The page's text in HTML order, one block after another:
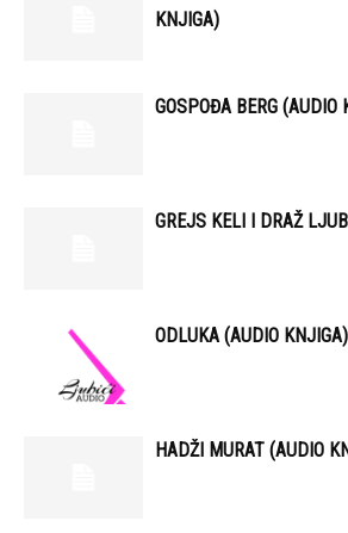
KNJIGA)
GOSPOĐA BERG (AUDIO
GREJS KELI I DRAŽ
ODLUKA (AUDIO KNJIGA)
HADŽI MURAT (AUDIO